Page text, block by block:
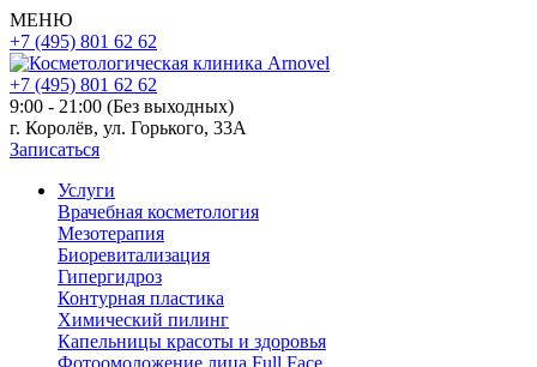
МЕНЮ
+7 (495) 801 62 62
+7 (495) 801 62 62
9:00 - 21:00 (Без выходных)
г. Королёв, ул. Горького, 33А
Записаться
Услуги
Врачебная косметология
Мезотерапия
Биоревитализация
Гипергидроз
Контурная пластика
Химический пилинг
Капельницы красоты и здоровья
Фотоомоложение лица Full Face